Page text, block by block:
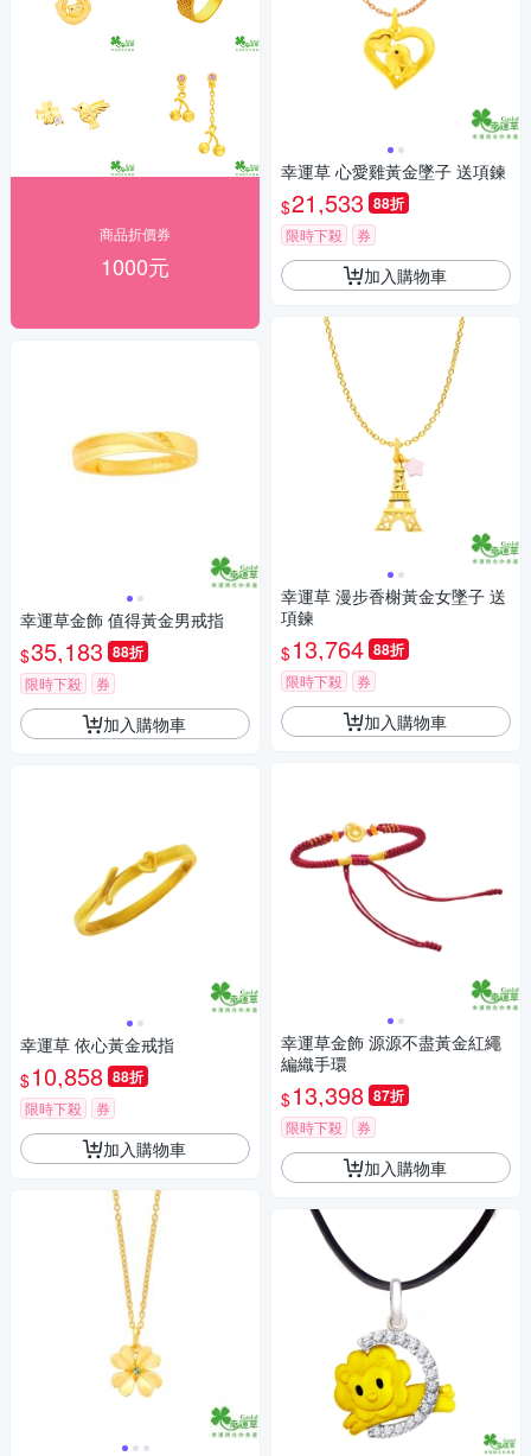
商品折價券
1000元
幸運草金飾 值得黃金男戒指
$35,183 88折
限時下殺 券
加入購物車
幸運草 依心黃金戒指
$10,858 88折
限時下殺 券
加入購物車
幸運草 心愛雞黃金墜子 送項鍊
$21,533 88折
限時下殺 券
加入購物車
幸運草 漫步香榭黃金女墜子 送
項鍊
$13,764 88折
限時下殺 券
加入購物車
幸運草金飾 源源不盡黃金紅繩
編織手環
$13,398 87折
限時下殺 券
加入購物車